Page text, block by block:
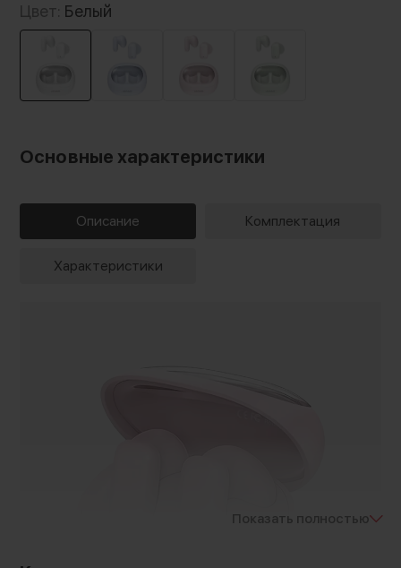
Цвет: Белый
Основные характеристики
Описание Комплектация
Характеристики
Показать полностью